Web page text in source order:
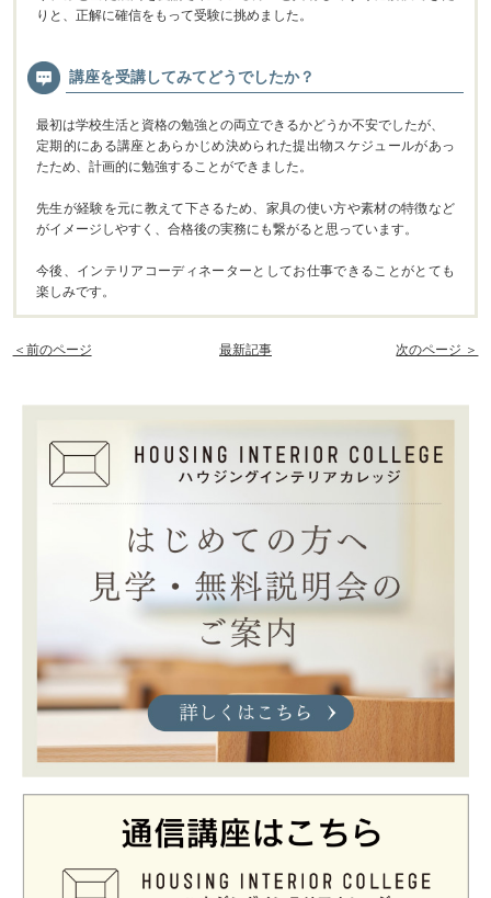
りと、正解に確信をもって受験に挑めました。
講座を受講してみてどうでしたか？
最初は学校生活と資格の勉強との両立できるかどうか不安でしたが、
定期的にある講座とあらかじめ決められた提出物スケジュールがあっ
たため、計画的に勉強することができました。
先生が経験を元に教えて下さるため、家具の使い方や素材の特徴など
がイメージしやすく、合格後の実務にも繋がると思っています。
今後、インテリアコーディネーターとしてお仕事できることがとても
楽しみです。
＜前のページ 最新記事 次のページ ＞